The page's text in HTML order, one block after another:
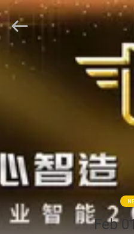
บ้าน
เกี่ยว
กับ
เรา
2026
GUANGDONG
TOUPACK
INTELLIGENT
EQUIPMENT
CO.,
Rights
Feb